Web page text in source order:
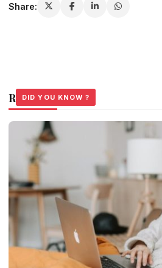
Share:
Related Stories
DID YOU KNOW ?
DID YOU KNOW ?
DID YOU KNOW ?